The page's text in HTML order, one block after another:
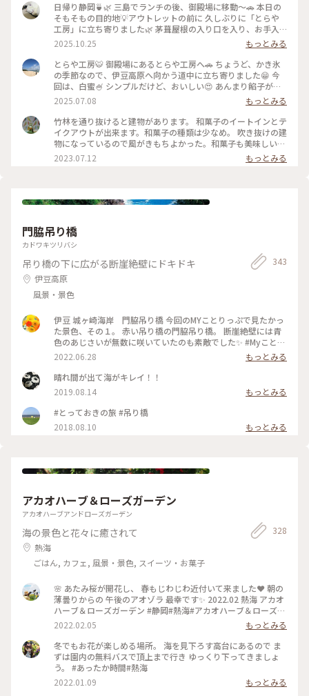
日帰り静岡🍵🌿 三島でランチの後、御殿場に移動〜🚗 本日の
そもそもの目的地💡アウトレットの前に 久しぶりに「とらや
工房」に立ち寄りました🌿 茅葺屋根の入り口を入り、お手入
れされた 林の中を抜けたら…🌲🌳🌲🌳 変わらぬ佇まいの工房
にホッとします☺️ 栗餅とお茶を頂きました🌰🍵美味しい〜😋
その後アウトレットでお買い物を楽しみ😊 途中、休憩ではサ
ングラムでお茶タイム🥤 夜ごはんは混む前の早めの時間に 沼
津魚がし寿司さんで地のものメインの 美味しいお寿司🍣🍣頂
きました(๑>◡<๑) 美味しい静岡、満喫の大満足日帰り旅です
✨✨ #ことりっぷと一緒 #ことりっぷ静岡 #秋の装い #とらや工
房#栗餅 #御殿場プレミアムアウトレット #サングラム #静岡茶
#沼津魚がし寿司 #回転寿司
2025.10.25
もっとみる
とらや工房🐯 御殿場にあるとらや工房へ🚗 ちょうど、かき氷
の季節なので、伊豆高原へ向かう道中に立ち寄りました😁 今
回は、白蜜🍧 シンプルだけど、おいしい😍 あんまり餡子が得
意ではない私でも、とらやの餡子はおいしいです✨ #静岡県#
かき氷 #カフェ
2025.07.08
もっとみる
竹林を通り抜けると建物があります。 和菓子のイートインとテ
イクアウトが出来ます。和菓子の種類は少なめ。 吹き抜けの建
物になっているので風がきもちよかった。和菓子も美味しいで
す。
2023.07.12 もっとみる
門脇吊り橋
カドワキツリバシ
吊り橋の下に広がる断崖絶壁にドキドキ
伊豆高原
風景・景色
343
伊豆 城ヶ崎海岸 門脇吊り橋 今回のMYことりっぷで見たかっ
た景色、その１。 赤い吊り橋の門脇吊り橋。 断崖絶壁には青
色のあじさいが無数に咲いていたのも素敵でした✨ #Myことり
っぷ #アートみたいな景色 #高さ23メートル #長さ48メートル
#けっこう揺れます
2022.06.28
もっとみる
晴れ間が出て海がキレイ！！
2019.08.14
もっとみる
#とっておきの旅 #吊り橋
2018.08.10
もっとみる
アカオハーブ＆ローズガーデン
アカオハーブアンドローズガーデン
海の景色と花々に癒されて
熱海
ごはん, カフェ, 風景・景色, スイーツ・お菓子
328
🌸 あたみ桜が開花し、 春もじわじわ近付いて来ました❤ 朝の
薄曇りからの 午後のアオゾラ 最幸です✨ 2022.02 熱海 アカオ
ハーブ＆ローズガーデン #静岡#熱海#アカオハーブ＆ローズガ
ーデン#あたみ桜#海#空#絶景
2022.02.05
もっとみる
冬でもお花が楽しめる場所。 海を見下ろす高台にあるので ま
ずは園内の無料バスで頂上まで行き ゆっくり下ってきましょ
う。 #あったか時間#熱海
2022.01.09
もっとみる